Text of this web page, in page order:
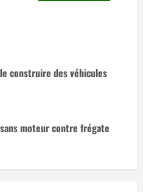
construire des véhicules
moteur contre frégate